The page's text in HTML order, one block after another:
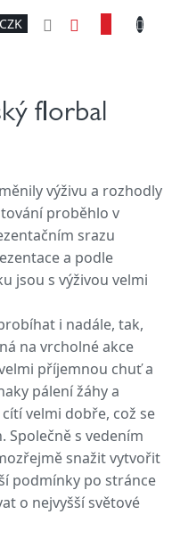
CZK
florbal
výživu a rozhodly
proběhlo v
srazu
a podle
jsou s výživou velmi
i nadále, tak,
na vrcholné akce
příjemnou chuť a
pálení žáhy a
velmi dobře, což se
Společně s vedením
snažit vytvořit
podmínky po stránce
o nejvyšší světové